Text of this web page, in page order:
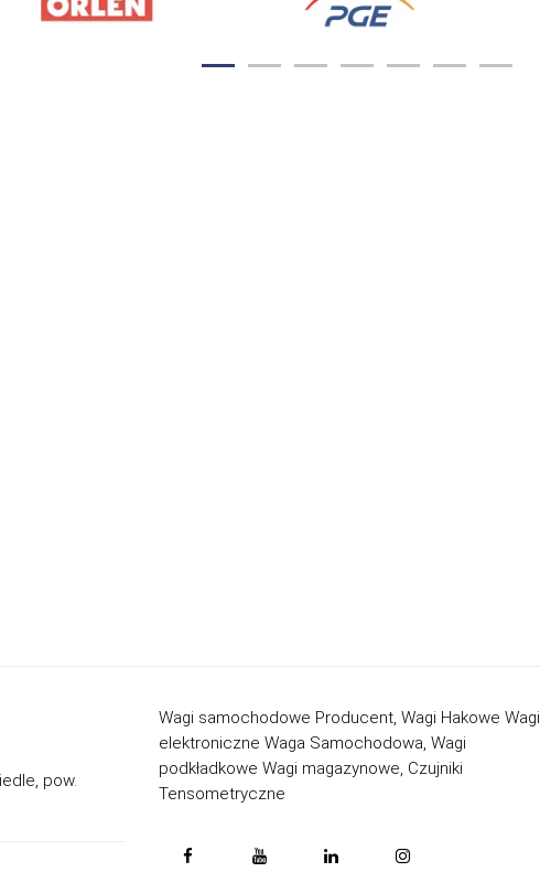
pow.
Wagi samochodowe Producent, Wagi Hakowe Wagi
elektroniczne Waga Samochodowa, Wagi
podkładkowe Wagi magazynowe, Czujniki
Tensometryczne